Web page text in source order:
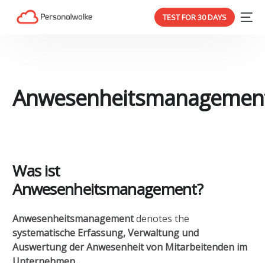
TEST FOR 30 DAYS
Was ist
Anwesenheitsmanagement?
Anwesenheitsmanagementdenotes the
systematische Erfassung, Verwaltung und
Auswertung der Anwesenheit von Mitarbeitenden im